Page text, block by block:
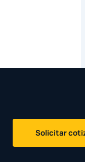
Solicitar